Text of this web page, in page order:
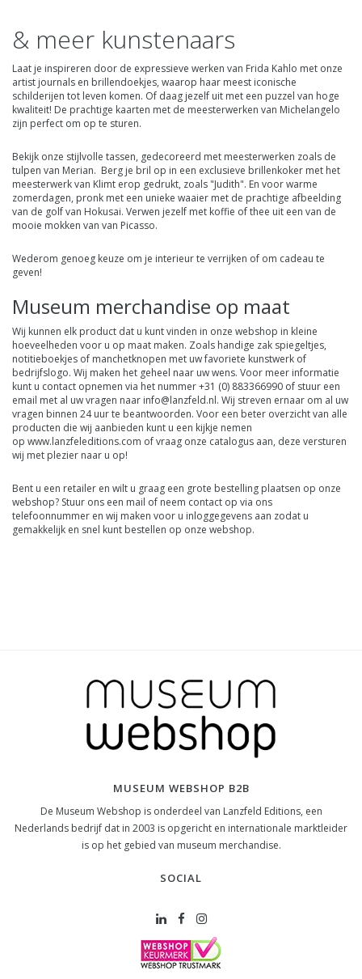
& meer kunstenaars
Laat je inspireren door de expressieve werken van Frida Kahlo met onze
artist journals en brillendoekjes, waarop haar meest iconische
schilderijen tot leven komen. Of daag jezelf uit met een puzzel van hoge
kwaliteit! De prachtige kaarten met de meesterwerken van Michelangelo
zijn perfect om op te sturen.
Bekijk onze stijlvolle tassen, gedecoreerd met meesterwerken zoals de
tulpen van Merian. Berg je bril op in een exclusieve brillenkoker met het
meesterwerk van Klimt erop gedrukt, zoals "Judith". En voor warme
zomerdagen, pronk met een unieke waaier met de prachtige afbeelding
van de golf van Hokusai. Verwen jezelf met koffie of thee uit een van de
mooie mokken van van Picasso.
Wederom genoeg keuze om je interieur te verrijken of om cadeau te
geven!
Museum merchandise op maat
Wij kunnen elk product dat u kunt vinden in onze webshop in kleine
hoeveelheden voor u op maat maken. Zoals handige zak spiegeltjes,
notitieboekjes of manchetknopen met uw favoriete kunstwerk of
bedrijfslogo. Wij maken het geheel naar uw wens. Voor meer informatie
kunt u contact opnemen via het nummer +31 (0) 883366990 of stuur een
email met al uw vragen naar info@lanzfeld.nl. Wij streven ernaar om al uw
vragen binnen 24 uur te beantwoorden. Voor een beter overzicht van alle
producten die wij aanbieden kunt u een kijkje nemen
op www.lanzfeleditions.com of vraag onze catalogus aan, deze versturen
wij met plezier naar u op!
Bent u een retailer en wilt u graag een grote bestelling plaatsen op onze
webshop? Stuur ons een mail of neem contact op via ons
telefoonnummer en wij maken voor u inloggegevens aan zodat u
gemakkelijk en snel kunt bestellen op onze webshop.
MUSEUM WEBSHOP B2B
De Museum Webshop is onderdeel van Lanzfeld Editions, een
Nederlands bedrijf dat in 2003 is opgericht en internationale marktleider
is op het gebied van museum merchandise.
SOCIAL